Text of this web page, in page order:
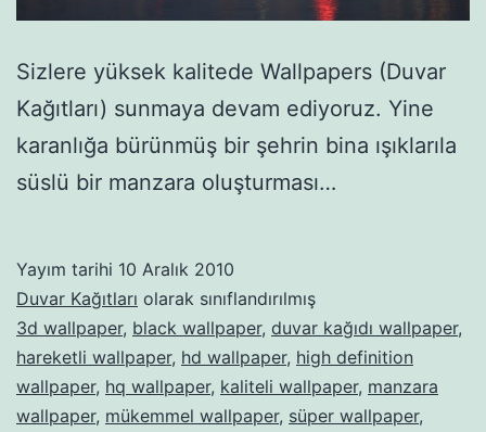
Sizlere yüksek kalitede Wallpapers (Duvar
Kağıtları) sunmaya devam ediyoruz. Yine
karanlığa bürünmüş bir şehrin bina ışıklarıla
süslü bir manzara oluşturması…
Yayım tarihi 10 Aralık 2010
Duvar Kağıtları olarak sınıflandırılmış
3d wallpaper, black wallpaper, duvar kağıdı wallpaper,
hareketli wallpaper, hd wallpaper, high definition
wallpaper, hq wallpaper, kaliteli wallpaper, manzara
wallpaper, mükemmel wallpaper, süper wallpaper,